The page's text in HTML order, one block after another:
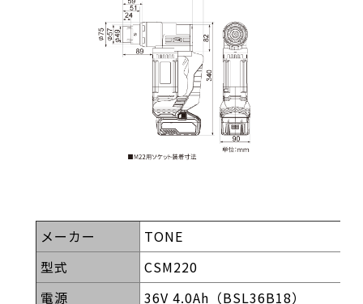
メーカー
TONE
型式
CSM220
電源
36V 4.0Ah（BSL36B18）